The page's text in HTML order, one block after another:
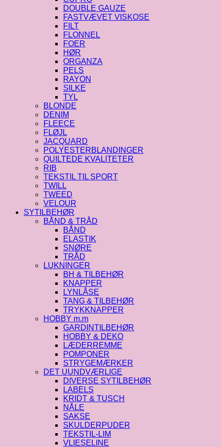
DOUBLE GAUZE
FASTVÆVET VISKOSE
FILT
FLONNEL
FOER
HØR
ORGANZA
PELS
RAYON
SILKE
TYL
BLONDE
DENIM
FLEECE
FLØJL
JACQUARD
POLYESTERBLANDINGER
QUILTEDE KVALITETER
RIB
TEKSTIL TIL SPORT
TWILL
TWEED
VELOUR
SYTILBEHØR
BÅND & TRÅD
BÅND
ELASTIK
SNØRE
TRÅD
LUKNINGER
BH & TILBEHØR
KNAPPER
LYNLÅSE
TANG & TILBEHØR
TRYKKNAPPER
HOBBY m.m
GARDINTILBEHØR
HOBBY & DEKO
LÆDERREMME
POMPONER
STRYGEMÆRKER
DET UUNDVÆRLIGE
DIVERSE SYTILBEHØR
LABELS
KRIDT & TUSCH
NÅLE
SAKSE
SKULDERPUDER
TEKSTIL-LIM
VLIESELINE